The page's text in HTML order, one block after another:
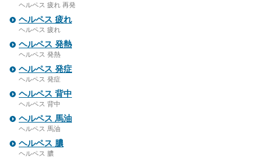
ヘルペス 疲れ 再発
ヘルペス 疲れ
ヘルペス 疲れ
ヘルペス 発熱
ヘルペス 発熱
ヘルペス 発症
ヘルペス 発症
ヘルペス 背中
ヘルペス 背中
ヘルペス 馬油
ヘルペス 馬油
ヘルペス 膿
ヘルペス 膿